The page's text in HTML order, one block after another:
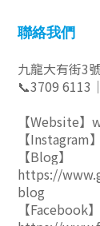
聯絡我們
九龍大有街3
📞3709 6113
【Website】
【
【Blog】
https://
blog
【Facebook】